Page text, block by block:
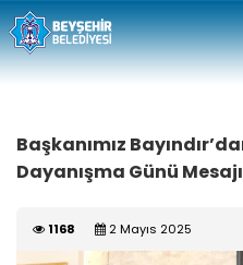
Başkanımız
Dayanışma Günü Mesajı
1168 2 Mayıs 2025